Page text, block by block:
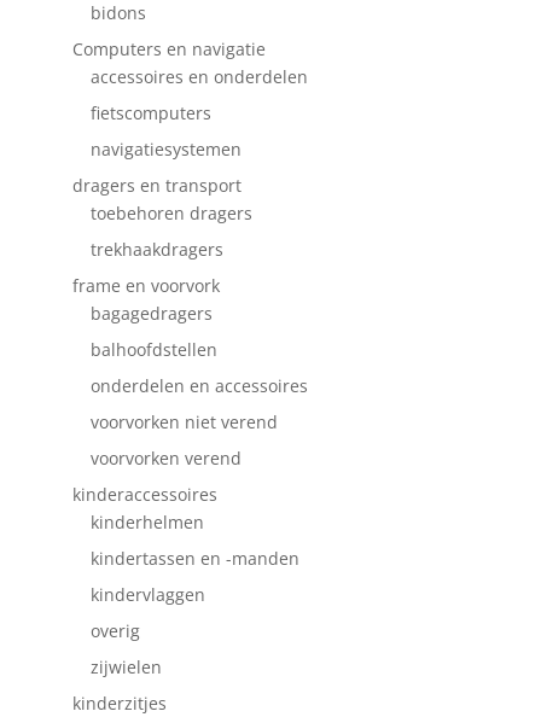
bidons
Computers en navigatie
accessoires en onderdelen
fietscomputers
navigatiesystemen
dragers en transport
toebehoren dragers
trekhaakdragers
frame en voorvork
bagagedragers
balhoofdstellen
onderdelen en accessoires
voorvorken niet verend
voorvorken verend
kinderaccessoires
kinderhelmen
kindertassen en -manden
kindervlaggen
overig
zijwielen
kinderzitjes